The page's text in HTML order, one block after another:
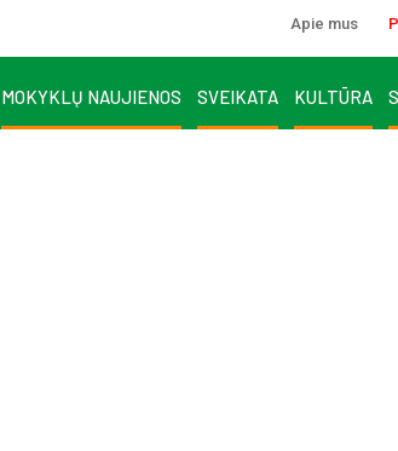
Apie mus
MOKYKLŲ NAUJIENOS SVEIKATA KULTŪRA